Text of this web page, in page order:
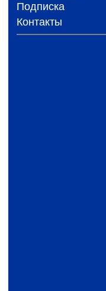
Подписка
Контакты